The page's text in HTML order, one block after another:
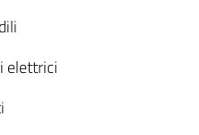
elettrici